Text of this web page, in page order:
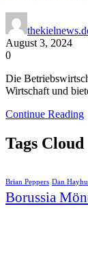
August 3, 2024
0
Die
Wirtschaft und
Continue Reading
Tags Cloud
Brian Peppers Dan
Borussia